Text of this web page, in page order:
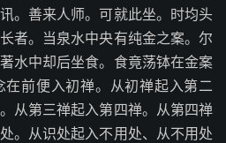
。善来人师。可就此坐。时均头
者。当泉水中央有纯金之案。尔
水中却后坐食。食竟荡钵在金案
前便入初禅。从初禅起入第二
从第三禅起入第四禅。从第四禅
。从识处起入不用处、从不用处